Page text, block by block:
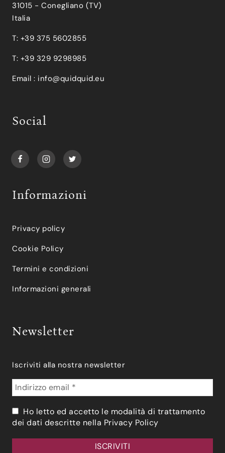
31015 - Conegliano (TV)
Italia
T: +39 375 5602855
T: +39 329 9298985
Email : info@quidquid.eu
Social
Informazioni
Privacy policy
Cookie Policy
Termini e condizioni
Informazioni generali
Newsletter
Iscriviti alla nostra newsletter
Ho letto ed accetto le modalità di trattamento
dei dati descritte nella Privacy Policy